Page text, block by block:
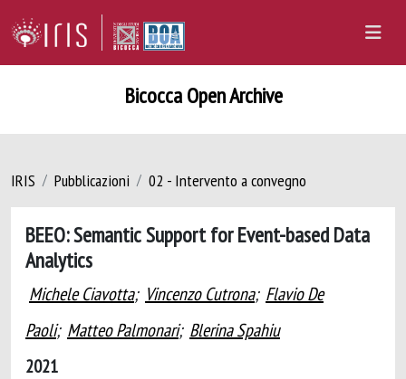
Bicocca Open Archive
IRIS Pubblicazioni 02 - Intervento a convegno
BEEO: Semantic Support for Event-based Data
Analytics
Michele Ciavotta; Vincenzo Cutrona; Flavio De
Paoli; Matteo Palmonari; Blerina Spahiu
2021